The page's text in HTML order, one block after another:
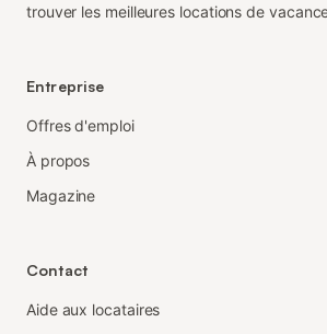
trouver les meilleures locations de
Entreprise
Offres d'emploi
À propos
Magazine
Contact
Aide aux locataires